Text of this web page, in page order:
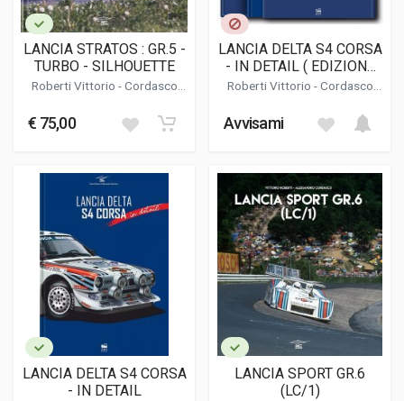
LANCIA STRATOS : GR.5 -
TURBO - SILHOUETTE
Roberti Vittorio -Cordasco
€ 75,00
LANCIA DELTA S4 CORSA
- IN DETAIL ( EDIZIONE
LIMITATA / LIMITED
Roberti Vittorio -Cordasco
Avvisami
LANCIA DELTA S4 CORSA
- IN DETAIL
LANCIA SPORT GR.6
(LC/1)